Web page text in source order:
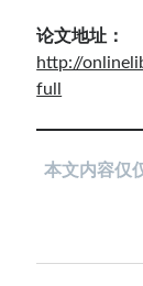
论文地址：
http://
full
本文内容仅